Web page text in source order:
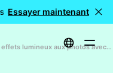
disponible 🎉
Essayer maintenant
Ajoutez facilement des effets lumineux aux photos avec le meilleur outil en ligne